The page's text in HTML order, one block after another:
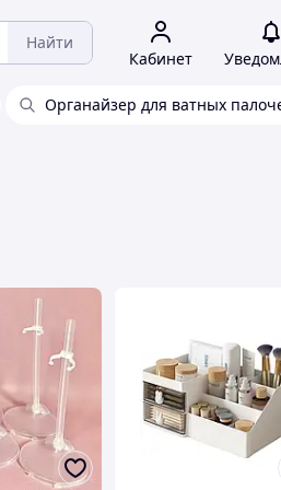
Найти
Кабинет
Органайзер для ватных